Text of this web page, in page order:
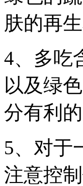
肤的再
4、多吃
以及绿
分有利
5、对于
注意控